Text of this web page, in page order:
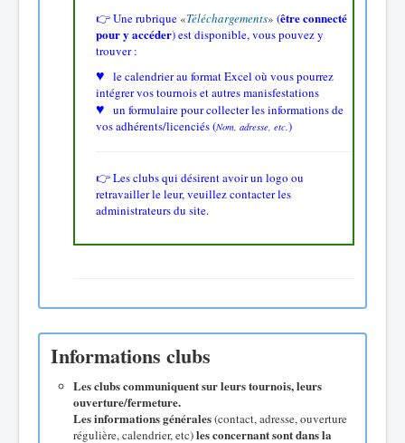
👉 Une rubrique «Téléchargements» (être connecté
pour y accéder)est disponible, vous pouvez y
trouver :
♥ le calendrier au format Excel où vous pourrez
intégrer vos tournois et autres manisfestations
♥ un formulaire pour collecter les informations de
vos adhérents/licenciés (Nom, adresse, etc.)
👉 Les clubs qui désirent avoir un logo ou
retravailler le leur, veuillez contacter les
administrateurs du site.
Informations clubs
Les clubs communiquent sur leurs tournois, leurs
ouverture/fermeture.
Les informations générales(contact, adresse, ouverture
régulière, calendrier, etc)les concernant sont dans la